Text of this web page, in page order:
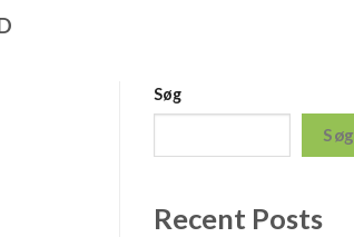
Søg
Søg
Recent Posts